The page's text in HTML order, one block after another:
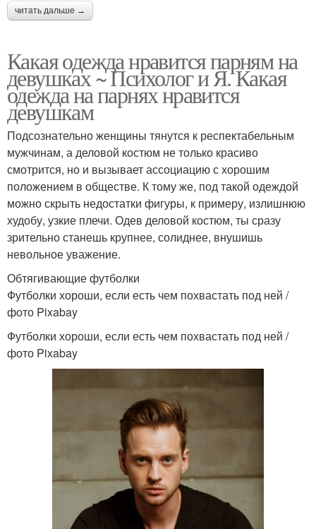
читать дальше →
Какая одежда нравится парням на
девушках ~ Психолог и Я. Какая
одежда на парнях нравится
девушкам
Подсознательно женщины тянутся к респектабельным
мужчинам, а деловой костюм не только красиво
смотрится, но и вызывает ассоциацию с хорошим
положением в обществе. К тому же, под такой одеждой
можно скрыть недостатки фигуры, к примеру, излишнюю
худобу, узкие плечи. Одев деловой костюм, ты сразу
зрительно станешь крупнее, солиднее, внушишь
невольное уважение.
Обтягивающие футболки
Футболки хороши, если есть чем похвастать под ней /
фото Pixabay
Футболки хороши, если есть чем похвастать под ней /
фото Pixabay